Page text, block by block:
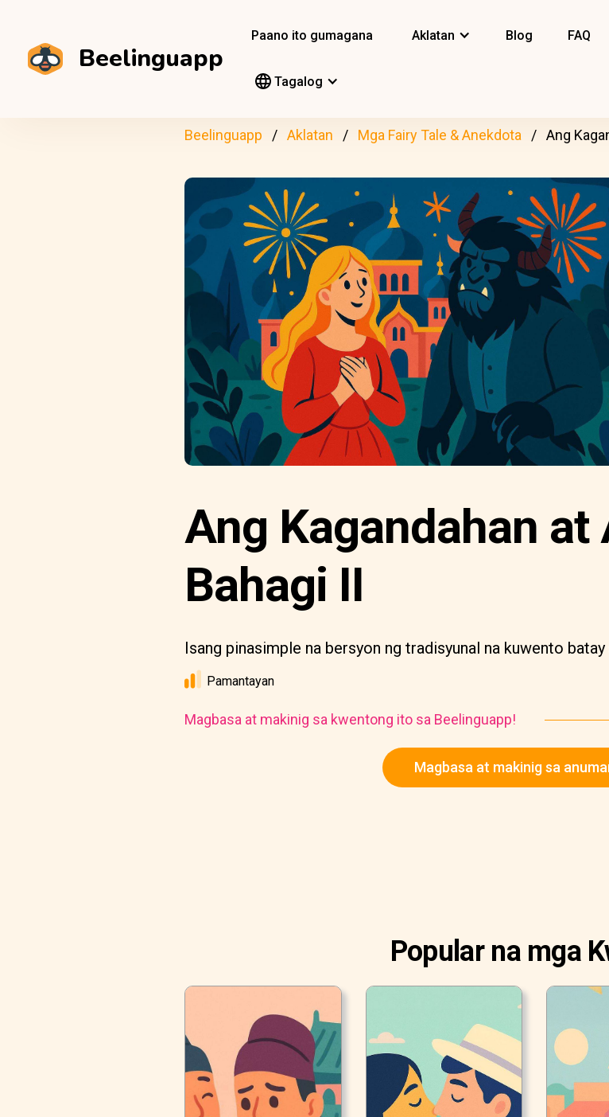
Beelinguapp
Paano ito gumagana Aklatan Blog FAQ
Tagalog
Beelinguapp Aklatan Mga Fairy Tale & Anekdota Ang
Ang Kagandahan at
Bahagi II
Isang pinasimple na bersyon ng tradisyunal na kuwento
Pamantayan
Magbasa at makinig sa kwentong ito sa Beelinguapp!
Magbasa at makinig sa
Popular na mga